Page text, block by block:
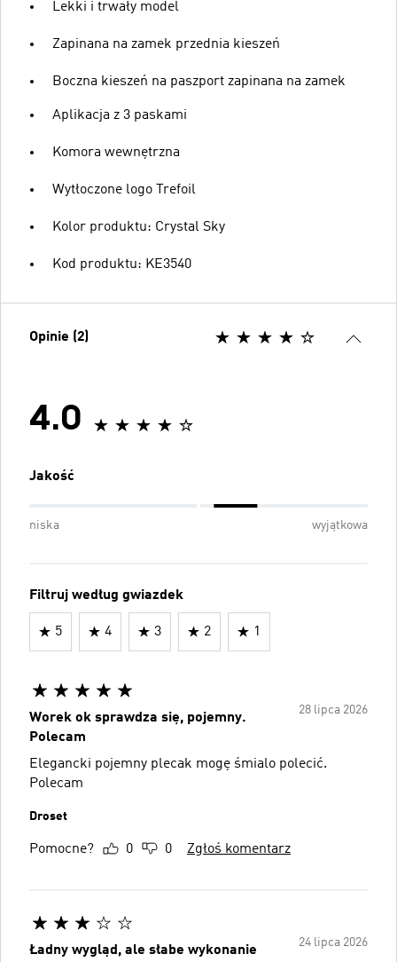
Lekki i trwały model
Zapinana na zamek przednia kieszeń
Boczna kieszeń na paszport zapinana na zamek
Aplikacja z 3 paskami
Komora wewnętrzna
Wytłoczone logo Trefoil
Kolor produktu: Crystal Sky
Kod produktu: KE3540
Opinie (2)
4.0
Jakość
niska wyjątkowa
Filtruj według gwiazdek
5 4 3 2 1
28 lipca 2026
Worek ok sprawdza się, pojemny.
Polecam
Elegancki pojemny plecak mogę śmialo polecić.
Polecam
Droset
Pomocne? 0 0 Zgłoś komentarz
24 lipca 2026
Ładny wygląd, ale słabe wykonanie